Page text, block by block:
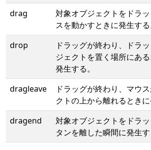
drag
対象オブジェクトをドラ
スを動かすときに発生する
drop
ドラッグが終わり、ドラ
ジェクトを置く場所にあ
発生する。
dragleave
ドラッグが終わり、マウ
クトの上から離れるときに
dragend
対象オブジェクトをドラ
タンを離した瞬間に発生す